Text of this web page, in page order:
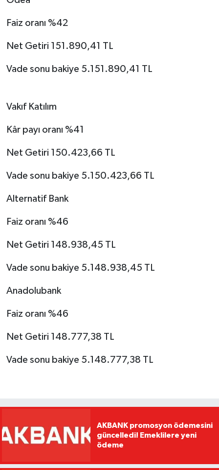
Faiz oranı %42
Net Getiri 151.890,41 TL
Vade sonu bakiye 5.151.890,41 TL
Vakıf Katılım
Kâr payı oranı %41
Net Getiri 150.423,66 TL
Vade sonu bakiye 5.150.423,66 TL
Alternatif Bank
Faiz oranı %46
Net Getiri 148.938,45 TL
Vade sonu bakiye 5.148.938,45 TL
Anadolubank
Faiz oranı %46
Net Getiri 148.777,38 TL
Vade sonu bakiye 5.148.777,38 TL
AKBANK promosyon ödemesini
güncelledi! Emeklilere yeni
ödeme